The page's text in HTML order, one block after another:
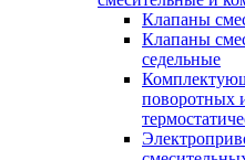
Клапаны
Клапаны
седельные
поворотных